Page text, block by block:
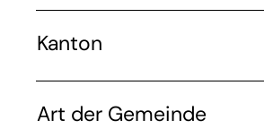
Kanton
Art der Gemeinde